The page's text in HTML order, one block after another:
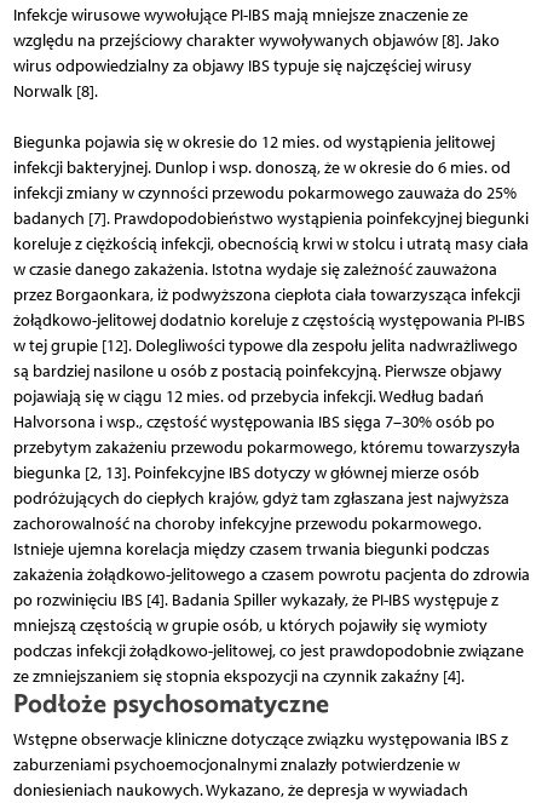
Infekcje wirusowe wywołujące PI-IBS mają mniejsze znaczenie ze
względu na przejściowy charakter wywoływanych objawów [8]. Jako
wirus odpowiedzialny za objawy IBS typuje się najczęściej wirusy
Norwalk [8].
Biegunka pojawia się w okresie do 12 mies. od wystąpienia jelitowej
infekcji bakteryjnej. Dunlop i wsp. donoszą, że w okresie do 6 mies. od
infekcji zmiany w czynności przewodu pokarmowego zauważa do 25%
badanych [7]. Prawdopodobieństwo wystąpienia poinfekcyjnej biegunki
koreluje z ciężkością infekcji, obecnością krwi w stolcu i utratą masy ciała
w czasie danego zakażenia. Istotna wydaje się zależność zauważona
przez Borgaonkara, iż podwyższona ciepłota ciała towarzysząca infekcji
żołądkowo-jelitowej dodatnio koreluje z częstością występowania PI-IBS
w tej grupie [12]. Dolegliwości typowe dla zespołu jelita nadwrażliwego
są bardziej nasilone u osób z postacią poinfekcyjną. Pierwsze objawy
pojawiają się w ciągu 12 mies. od przebycia infekcji. Według badań
Halvorsona i wsp., częstość występowania IBS sięga 7–30% osób po
przebytym zakażeniu przewodu pokarmowego, któremu towarzyszyła
biegunka [2, 13]. Poinfekcyjne IBS dotyczy w głównej mierze osób
podróżujących do ciepłych krajów, gdyż tam zgłaszana jest najwyższa
zachorowalność na choroby infekcyjne przewodu pokarmowego.
Istnieje ujemna korelacja między czasem trwania biegunki podczas
zakażenia żołądkowo-jelitowego a czasem powrotu pacjenta do zdrowia
po rozwinięciu IBS [4]. Badania Spiller wykazały, że PI-IBS występuje z
mniejszą częstością w grupie osób, u których pojawiły się wymioty
podczas infekcji żołądkowo-jelitowej, co jest prawdopodobnie związane
ze zmniejszaniem się stopnia ekspozycji na czynnik zakaźny [4].
Podłoże psychosomatyczne
Wstępne obserwacje kliniczne dotyczące związku występowania IBS z
zaburzeniami psychoemocjonalnymi znalazły potwierdzenie w
doniesieniach naukowych. Wykazano, że depresja w wywiadach